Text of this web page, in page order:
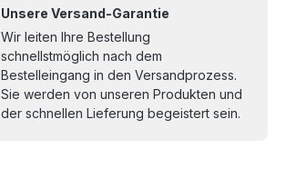
Unsere Versand-Garantie
Wir leiten Ihre Bestellung
schnellstmöglich nach dem
Bestelleingang in den Versandprozess.
Sie werden von unseren Produkten und
der schnellen Lieferung begeistert sein.